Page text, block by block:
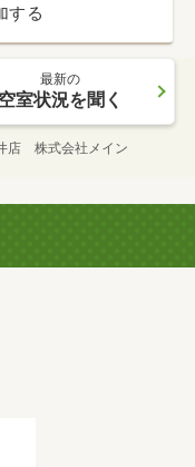
する
最新の
空室状況を聞く
店 株式会社メイン